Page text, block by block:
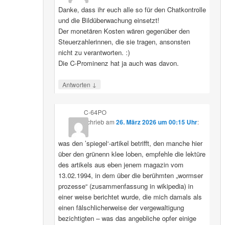
Danke, dass ihr euch alle so für den Chatkontrolle
und die Bildüberwachung einsetzt!
Der monetären Kosten wären gegenüber den
Steuerzahlerinnen, die sie tragen, ansonsten
nicht zu verantworten. :)
Die C-Prominenz hat ja auch was davon.
Antworten ↓
C-64PO
schriebam 26. März 2026 um 00:15 Uhr:
was den ’spiegel‘-artikel betrifft, den manche hier
über den grünenn klee loben, empfehle die lektüre
des artikels aus eben jenem magazin vom
13.02.1994, in dem über die berühmten „wormser
prozesse“ (zusammenfassung in wikipedia) in
einer weise berichtet wurde, die mich damals als
einen fälschlicherweise der vergewaltigung
bezichtigten – was das angebliche opfer einige